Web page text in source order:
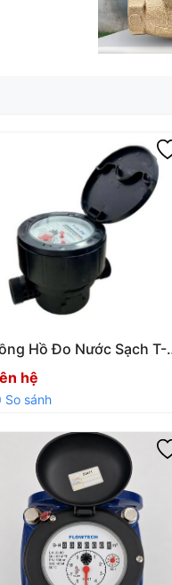
Hồ Đo Nước Sạch T-
TFS15P DN15 Đơn Tia
Nhựa
hệ